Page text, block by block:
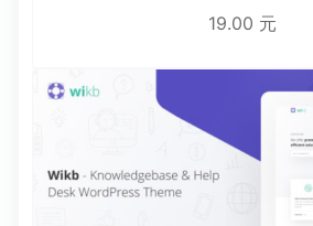
19.00 元